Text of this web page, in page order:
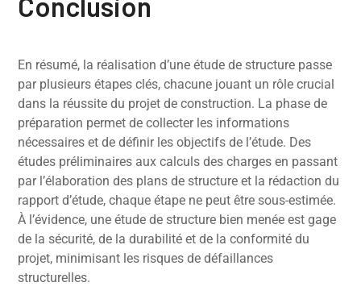
En résumé, la réalisation d’une étude de structure passe
par plusieurs étapes clés, chacune jouant un rôle crucial
dans la réussite du projet de construction. La phase de
préparation permet de collecter les informations
nécessaires et de définir les objectifs de l’étude. Des
études préliminaires aux calculs des charges en passant
par l’élaboration des plans de structure et la rédaction du
rapport d’étude, chaque étape ne peut être sous-estimée.
À l’évidence, une étude de structure bien menée est gage
de la sécurité, de la durabilité et de la conformité du
projet, minimisant les risques de défaillances
structurelles.